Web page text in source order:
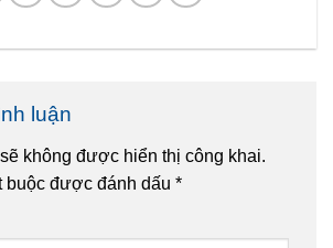
luận
không được hiển thị công khai.
buộc được đánh dấu *